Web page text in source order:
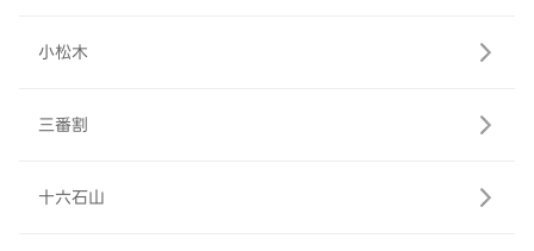
小松木
三番割
十六石山